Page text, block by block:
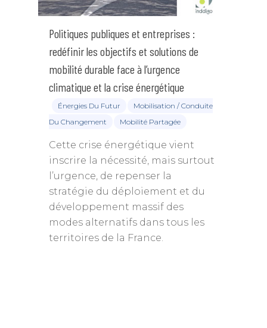
Politiques publiques et entreprises :
redéfinir les objectifs et solutions de
mobilité durable face à l’urgence
climatique et la crise énergétique
Énergies Du Futur
Mobilisation / Conduite
Du Changement
Mobilité Partagée
Cette crise énergétique vient
inscrire la nécessité, mais surtout
l’urgence, de repenser la
stratégie du déploiement et du
développement massif des
modes alternatifs dans tous les
territoires de la France.